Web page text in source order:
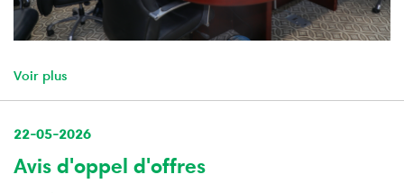
Voir plus
22-05-2026
Avis d'oppel d'offres